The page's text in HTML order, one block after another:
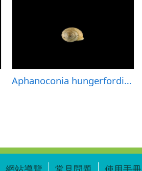
Aphanoconia hungerfordianum hainanensis (海南虫昌蝸牛)